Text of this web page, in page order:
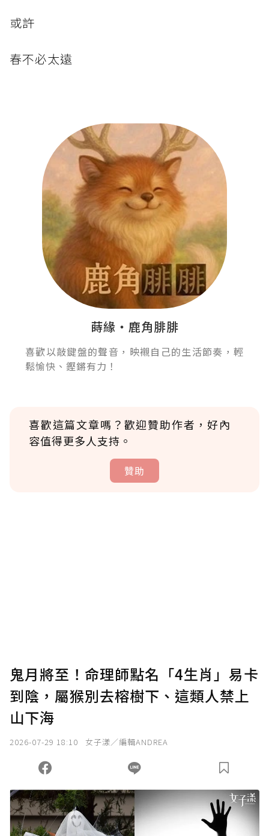
或許
春不必太遠
蒔緣‧鹿角腓腓
喜歡以敲鍵盤的聲音，映襯自己的生活節奏，輕
鬆愉快、鏗鏘有力！
喜歡這篇文章嗎？歡迎贊助作者，好內
容值得更多人支持。
贊助
確認送出
您當前剩餘 U 利點數：0點；前往 購買點數
鬼月將至！命理師點名「4生肖」易卡
到陰，屬猴別去榕樹下、這類人禁上
山下海
2026-07-29 18:10 女子漾／編輯ANDREA